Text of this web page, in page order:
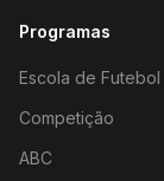
Programas
Escola de Futebol
Competição
ABC